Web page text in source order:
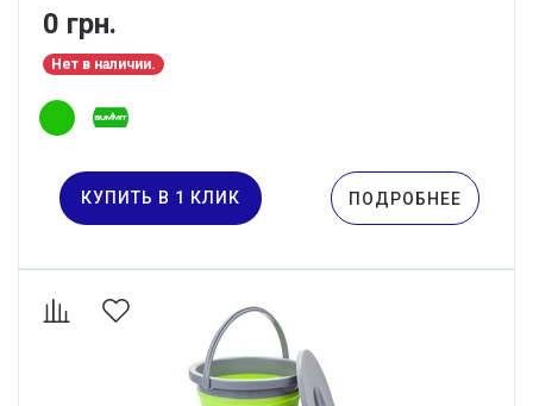
0 грн.
Нет в наличии.
КУПИТЬ В 1 КЛИК ПОДРОБНЕЕ